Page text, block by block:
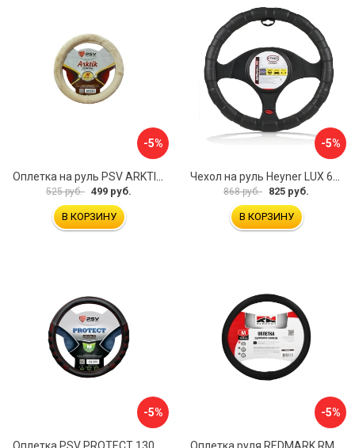
-5%
525 руб. 499 руб.
В КОРЗИНУ
-5%
868 руб. 825 руб.
В КОРЗИНУ
-5% -5%